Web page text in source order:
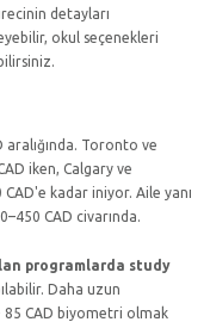
detayları
okul seçenekleri
aralığında. Toronto ve
iken, Calgary ve
kadar iniyor. Aile yanı
CAD civarında.
programlarda study
Daha uzun
CAD biyometri olmak